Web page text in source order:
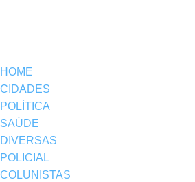
HOME
CIDADES
POLÍTICA
SAÚDE
DIVERSAS
POLICIAL
COLUNISTAS